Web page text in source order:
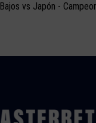
vs Japón -